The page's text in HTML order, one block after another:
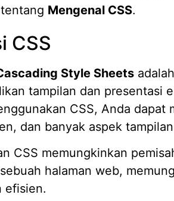
Mengenal CSS.
CSS
Style Sheets
tampilan dan presentasi
CSS, Anda
dan banyak aspek
CSS memungkinkan
halaman web,
efisien.